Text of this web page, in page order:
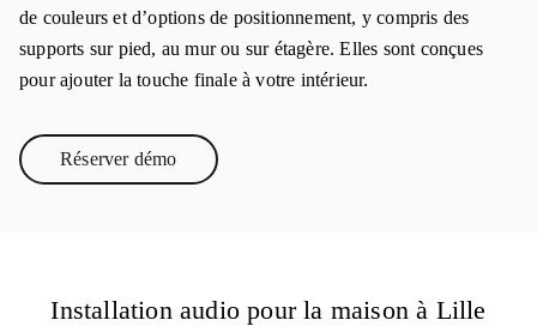
de couleurs et d’options de positionnement, y compris des
supports sur pied, au mur ou sur étagère. Elles sont conçues
pour ajouter la touche finale à votre intérieur.
Réserver démoLink Opens in New Tab
Installation audio pour la maison à Lille